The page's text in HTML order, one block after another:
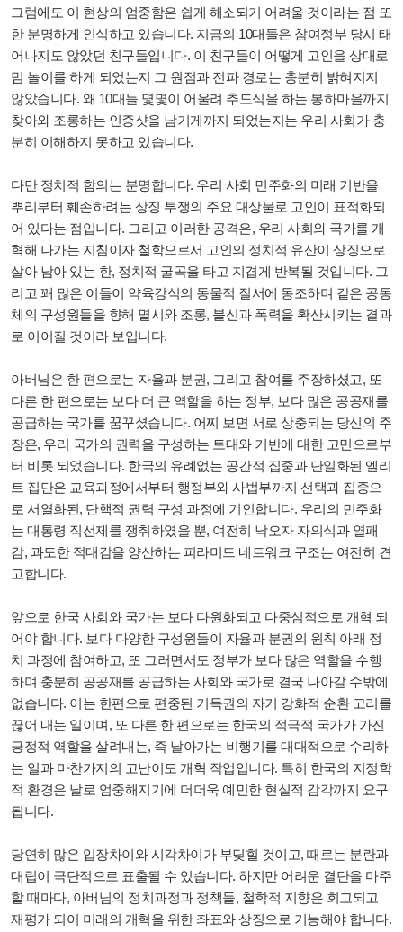
그럼에도 이 현상의 엄중함은 쉽게 해소되기 어려울 것이라는 점 또
한 분명하게 인식하고 있습니다. 지금의 10대들은 참여정부 당시 태
어나지도 않았던 친구들입니다. 이 친구들이 어떻게 고인을 상대로
밈 놀이를 하게 되었는지 그 원점과 전파 경로는 충분히 밝혀지지
않았습니다. 왜 10대들 몇몇이 어울려 추도식을 하는 봉하마을까지
찾아와 조롱하는 인증샷을 남기게까지 되었는지는 우리 사회가 충
분히 이해하지 못하고 있습니다.
다만 정치적 함의는 분명합니다. 우리 사회 민주화의 미래 기반을
뿌리부터 훼손하려는 상징 투쟁의 주요 대상물로 고인이 표적화되
어 있다는 점입니다. 그리고 이러한 공격은, 우리 사회와 국가를 개
혁해 나가는 지침이자 철학으로서 고인의 정치적 유산이 상징으로
살아 남아 있는 한, 정치적 굴곡을 타고 지겹게 반복될 것입니다. 그
리고 꽤 많은 이들이 약육강식의 동물적 질서에 동조하며 같은 공동
체의 구성원들을 향해 멸시와 조롱, 불신과 폭력을 확산시키는 결과
로 이어질 것이라 보입니다.
아버님은 한 편으로는 자율과 분권, 그리고 참여를 주장하셨고, 또
다른 한 편으로는 보다 더 큰 역할을 하는 정부, 보다 많은 공공재를
공급하는 국가를 꿈꾸셨습니다. 어찌 보면 서로 상충되는 당신의 주
장은, 우리 국가의 권력을 구성하는 토대와 기반에 대한 고민으로부
터 비롯 되었습니다. 한국의 유례없는 공간적 집중과 단일화된 엘리
트 집단은 교육과정에서부터 행정부와 사법부까지 선택과 집중으
로 서열화된, 단핵적 권력 구성 과정에 기인합니다. 우리의 민주화
는 대통령 직선제를 쟁취하였을 뿐, 여전히 낙오자 자의식과 열패
감, 과도한 적대감을 양산하는 피라미드 네트워크 구조는 여전히 견
고합니다.
앞으로 한국 사회와 국가는 보다 다원화되고 다중심적으로 개혁 되
어야 합니다. 보다 다양한 구성원들이 자율과 분권의 원칙 아래 정
치 과정에 참여하고, 또 그러면서도 정부가 보다 많은 역할을 수행
하며 충분히 공공재를 공급하는 사회와 국가로 결국 나아갈 수밖에
없습니다. 이는 한편으로 편중된 기득권의 자기 강화적 순환 고리를
끊어 내는 일이며, 또 다른 한 편으로는 한국의 적극적 국가가 가진
긍정적 역할을 살려내는, 즉 날아가는 비행기를 대대적으로 수리하
는 일과 마찬가지의 고난이도 개혁 작업입니다. 특히 한국의 지정학
적 환경은 날로 엄중해지기에 더더욱 예민한 현실적 감각까지 요구
됩니다.
당연히 많은 입장차이와 시각차이가 부딪힐 것이고, 때로는 분란과
대립이 극단적으로 표출될 수 있습니다. 하지만 어려운 결단을 마주
할 때마다, 아버님의 정치과정과 정책들, 철학적 지향은 회고되고
재평가 되어 미래의 개혁을 위한 좌표와 상징으로 기능해야 합니다.